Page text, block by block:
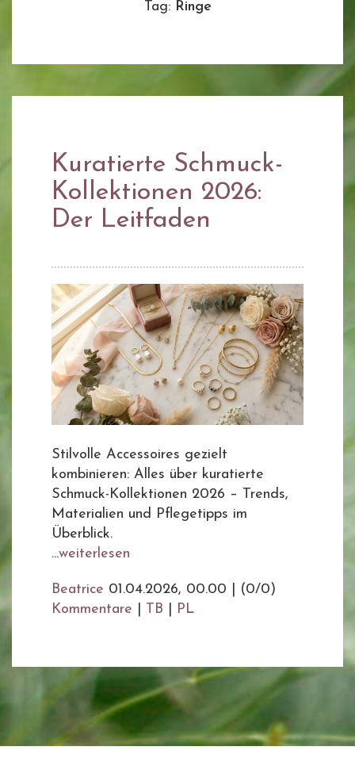
Tag: Ringe
Kuratierte Schmuck-
Kollektionen 2026:
Der Leitfaden
Stilvolle Accessoires gezielt
kombinieren: Alles über kuratierte
Schmuck-Kollektionen 2026 – Trends,
Materialien und Pflegetipps im
Überblick.
...weiterlesen
Beatrice 01.04.2026, 00.00
(0/0)
Kommentare
TB PL